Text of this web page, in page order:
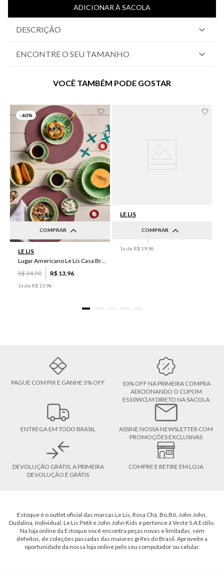
ADICIONAR À SACOLA
DESCRIÇÃO
ENCONTRE O SEU TAMANHO
VOCÊ TAMBÉM PODE GOSTAR
-60%
COMPRAR
LE LIS
Lugar Americano Le Lis Casa Brenda
R$34,90 R$ 13 96
1x de R$ 13 96
COMPRAR
LE LIS
1x de R$ 19 96
PAGUE COM PIX E GANHE 3% OFF
10% OFF NA PRIMEIRA COMPRA
ADICIONANDO O CUPOM
ES10WCLM DIRETO NA SACOLA
ENTREGA EM TODO BRASIL
ASSINE NOSSA NEWSLETTER COM
PROMOÇÕES EXCLUSIVAS
DEVOLUÇÃO GRÁTIS, A PRIMEIRA
DEVOLUÇÃO É GRÁTIS
COMPRE E RETIRE EM LOJA
Estoque é o outlet oficial das marcas Le Lis, Rosa Chá, Bo.Bô, John John,
Dudalina, Individual, Le Lis Petit e John John Kids e pertence à Veste S.A Estilo.
Na loja online da Estoque você encontra peças novas e limitadas, sem
defeitos, de coleções passadas das maiores grifes do Brasil. Aproveite a
oportunidade da nossa loja online pelo seu computador ou celular.